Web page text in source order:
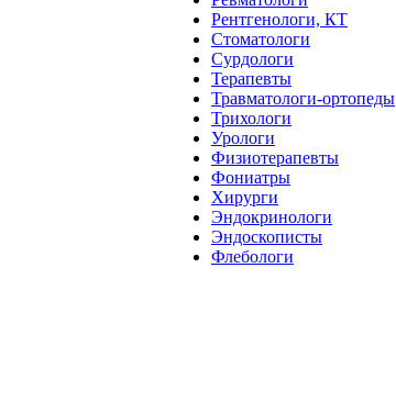
Рентгенологи, КТ
Стоматологи
Сурдологи
Терапевты
Травматологи-ортопеды
Трихологи
Урологи
Физиотерапевты
Фониатры
Хирурги
Эндокринологи
Эндоскописты
Флебологи